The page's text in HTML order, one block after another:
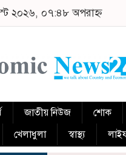
২০২৬, ০৭:৪৮ অপরাহ্ন
জাতীয় নিউজ শোক
খেলাধুলা স্বাস্থ্য